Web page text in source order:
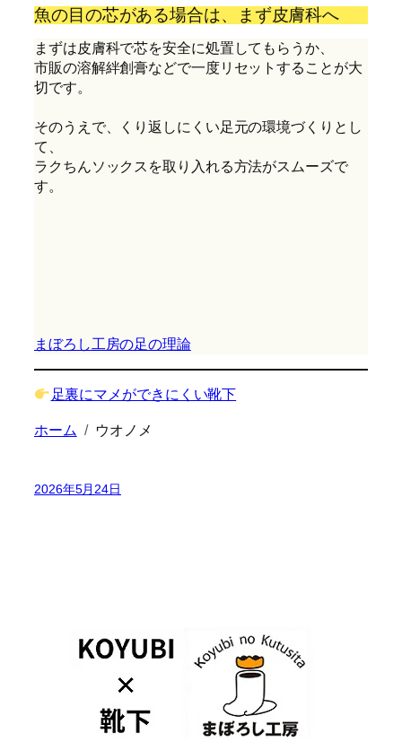
魚の目の芯がある場合は、まず皮膚科へ
まずは皮膚科で芯を安全に処置してもらうか、
市販の溶解絆創膏などで一度リセットすることが大
切です。
そのうえで、くり返しにくい足元の環境づくりとし
て、
ラクちんソックスを取り入れる方法がスムーズで
す。
まぼろし工房の足の理論
足裏にマメができにくい靴下
ホーム ウオノメ
2026年5月24日